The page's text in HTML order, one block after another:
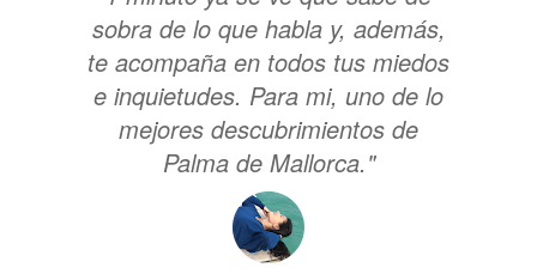
sobra de lo que habla y, además,
te acompaña en todos tus miedos
e inquietudes. Para mi, uno de lo
mejores descubrimientos de
Palma de Mallorca."